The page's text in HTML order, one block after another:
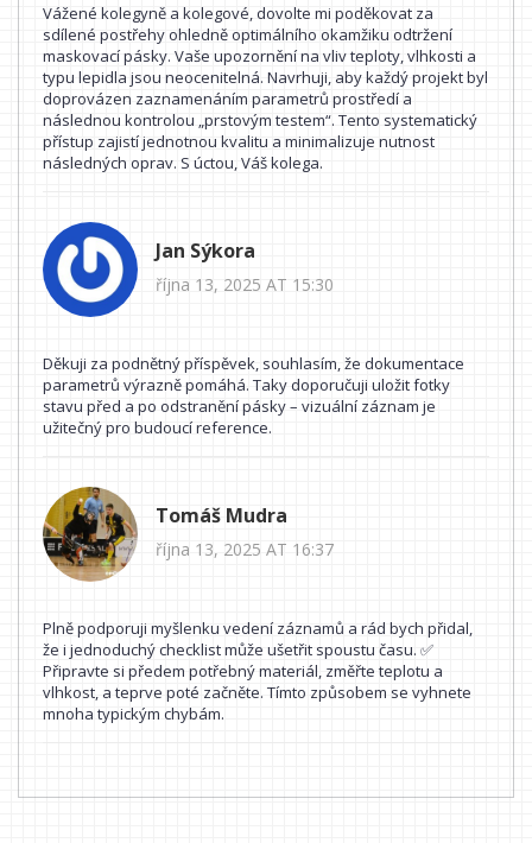
Vážené kolegyně a kolegové, dovolte mi poděkovat za
sdílené postřehy ohledně optimálního okamžiku odtržení
maskovací pásky. Vaše upozornění na vliv teploty, vlhkosti a
typu lepidla jsou neocenitelná. Navrhuji, aby každý projekt byl
doprovázen zaznamenáním parametrů prostředí a
následnou kontrolou „prstovým testem“. Tento systematický
přístup zajistí jednotnou kvalitu a minimalizuje nutnost
následných oprav. S úctou, Váš kolega.
Jan Sýkora
října 13, 2025 AT 15:30
Děkuji za podnětný příspěvek, souhlasím, že dokumentace
parametrů výrazně pomáhá. Taky doporučuji uložit fotky
stavu před a po odstranění pásky – vizuální záznam je
užitečný pro budoucí reference.
Tomáš Mudra
října 13, 2025 AT 16:37
Plně podporuji myšlenku vedení záznamů a rád bych přidal,
že i jednoduchý checklist může ušetřit spoustu času. ✅
Připravte si předem potřebný materiál, změřte teplotu a
vlhkost, a teprve poté začněte. Tímto způsobem se vyhnete
mnoha typickým chybám.